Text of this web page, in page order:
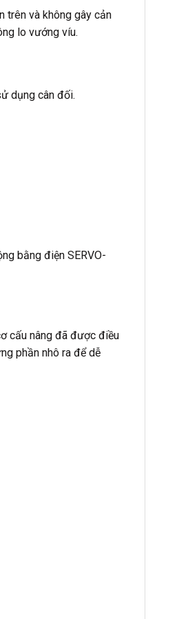
trên và không gây cản
lo vướng víu.
dụng cân đối.
bằng điện SERVO-
cấu nâng đã được điều
phần nhô ra để dễ